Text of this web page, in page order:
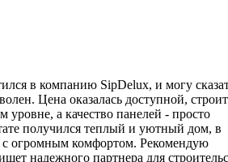
в компанию SipDelux, и могу
Цена оказалась доступной,
уровне, а качество панелей - просто
получился теплый и уютный дом, в
огромным комфортом. Рекомендую
надежного партнера для